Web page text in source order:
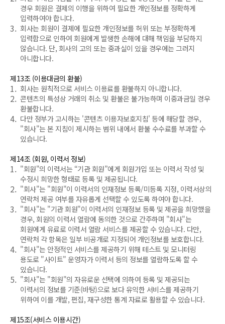
경우 회원은 결제의 이행을 위하여 필요한 개인정보를 정확하게
입력하여야 합니다.
3. 회사는 회원이 결제에 필요한 개인정보를 허위 또는 부정확하게
입력함으로 인하여 회원에게 발생한 손해에 대해 책임을 부담하지
않습니다. 단, 회사의 고의 또는 중과실이 있을 경우에는 그러지
아니합니다.
제13조 (이용대금의 환불)
1. 회사는 원칙적으로 서비스 이용료를 환불하지 아니합니다.
2. 콘텐츠의 특성상 거래의 취소 및 환불은 불가능하며 이중과금일 경우
환불합니다.
4. 다만 정부가 고시하는 '콘텐츠 이용자보호지침' 등에 해당할 경우,
"회사"는 본 지침이 제시하는 범위 내에서 환불 수수료를 부과할 수
있습니다.
제14조 (회원, 이력서 정보)
1. "회원"의 이력서는 “기관 회원”에게 회원가입 또는 이력서 작성 및
수정시 희망한 형태로 등록 및 제공됩니다.
2. "회사"는 "회원"이 이력서의 인재정보 등록/미등록 지정, 이력서상의
연락처 제공 여부를 자유롭게 선택할 수 있도록 하여야 합니다.
3. "회사"는 "기관 회원"이 이력서의 인재정보 등록 및 제공을 희망했을
경우, 회원의 이력서 열람에 동의한 것으로 간주하며 "회사"는
회원에게 유료로 이력서 열람 서비스를 제공할 수 있습니다. 다만,
연락처 각 항목은 일부 비공개로 지정되어 개인정보를 보호합니다.
4. "회사"는 안정적인 서비스를 제공하기 위해 테스트 및 모니터링
용도로 "사이트" 운영자가 이력서 등의 정보를 열람하도록 할 수
있습니다.
5. "회사"는 "회원"의 자유로운 선택에 의하여 등록 및 제공되는
이력서의 정보를 기준(바탕)으로 보다 유익한 서비스를 제공하기
위하여 이를 개발, 편집, 재구성한 통계 자료로 활용할 수 있습니다.
제15조(서비스 이용시간)